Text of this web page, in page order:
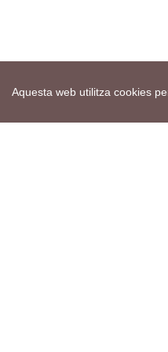
Aquesta web utilitza cookies